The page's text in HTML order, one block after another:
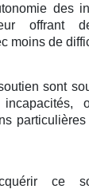
des
offrant
moins de
sont
ce